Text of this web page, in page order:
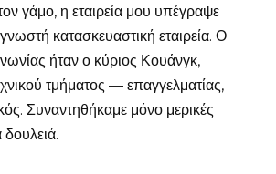
γάμο, η εταιρεία μου υπέγραψε
κατασκευαστική εταιρεία. Ο
ήταν ο κύριος Κουάνγκ,
τμήματος — επαγγελματίας,
Συναντηθήκαμε μόνο μερικές